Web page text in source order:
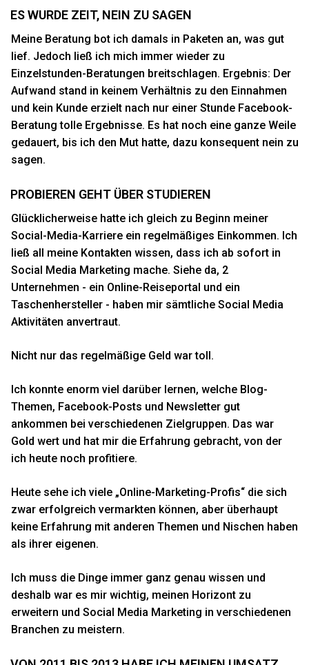
ES WURDE ZEIT, NEIN ZU SAGEN
Meine Beratung bot ich damals in Paketen an, was gut
lief. Jedoch ließ ich mich immer wieder zu
Einzelstunden-Beratungen breitschlagen. Ergebnis: Der
Aufwand stand in keinem Verhältnis zu den Einnahmen
und kein Kunde erzielt nach nur einer Stunde Facebook-
Beratung tolle Ergebnisse. Es hat noch eine ganze Weile
gedauert, bis ich den Mut hatte, dazu konsequent nein zu
sagen.
PROBIEREN GEHT ÜBER STUDIEREN
Glücklicherweise hatte ich gleich zu Beginn meiner
Social-Media-Karriere ein regelmäßiges Einkommen. Ich
ließ all meine Kontakten wissen, dass ich ab sofort in
Social Media Marketing mache. Siehe da, 2
Unternehmen - ein Online-Reiseportal und ein
Taschenhersteller - haben mir sämtliche Social Media
Aktivitäten anvertraut.
Nicht nur das regelmäßige Geld war toll.
Ich konnte enorm viel darüber lernen, welche Blog-
Themen, Facebook-Posts und Newsletter gut
ankommen bei verschiedenen Zielgruppen. Das war
Gold wert und hat mir die Erfahrung gebracht, von der
ich heute noch profitiere.
Heute sehe ich viele „Online-Marketing-Profis“ die sich
zwar erfolgreich vermarkten können, aber überhaupt
keine Erfahrung mit anderen Themen und Nischen haben
als ihrer eigenen.
Ich muss die Dinge immer ganz genau wissen und
deshalb war es mir wichtig, meinen Horizont zu
erweitern und Social Media Marketing in verschiedenen
Branchen zu meistern.